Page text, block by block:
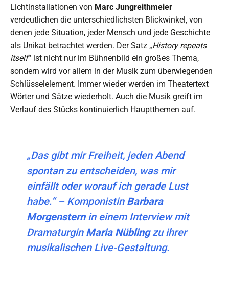
Lichtinstallationen von Marc Jungreithmeier
verdeutlichen die unterschiedlichsten Blickwinkel, von
denen jede Situation, jeder Mensch und jede Geschichte
als Unikat betrachtet werden. Der Satz „History repeats
itself“ ist nicht nur im Bühnenbild ein großes Thema,
sondern wird vor allem in der Musik zum überwiegenden
Schlüsselelement. Immer wieder werden im Theatertext
Wörter und Sätze wiederholt. Auch die Musik greift im
Verlauf des Stücks kontinuierlich Hauptthemen auf.
„Das gibt mir Freiheit, jeden Abend
spontan zu entscheiden, was mir
einfällt oder worauf ich gerade Lust
habe.“ – Komponistin Barbara
Morgensternin einem Interview mit
Dramaturgin Maria Nüblingzu ihrer
musikalischen Live-Gestaltung.